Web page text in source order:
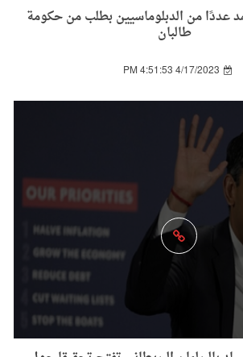
من الدبلوماسيين بطلب من حكومة
طالبان
4/17/2023 4:51:53 PM